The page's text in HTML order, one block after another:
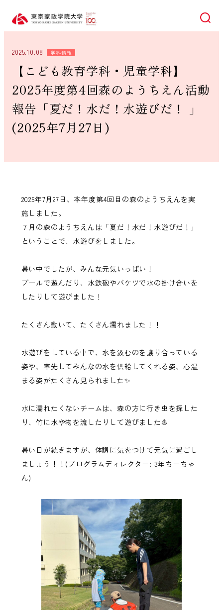
検索
2025.10.08 学科情報
【こども教育学科・児童学科】
2025年度第4回森のようちえん活動
報告「夏だ！水だ！水遊びだ！ 」
(2025年7月27日)
2025年7月27日、本年度第4回目の森のようちえんを実
施しました。
７月の森のようちえんは「夏だ！水だ！水遊びだ！」
ということで、水遊びをしました。
暑い中でしたが、みんな元気いっぱい！
プールで遊んだり、水鉄砲やバケツで水の掛け合いを
したりして遊びました！
たくさん動いて、たくさん濡れました！！
水遊びをしている中で、水を汲むのを譲り合っている
姿や、率先してみんなの水を供給してくれる姿、心温
まる姿がたくさん見られました✨
水に濡れたくないチームは、森の方に行き虫を探した
り、竹に水や物を流したりして遊びました⛵️
暑い日が続きますが、体調に気をつけて元気に過ごし
ましょう！！(プログラムディレクター: 3年ちーちゃ
ん)